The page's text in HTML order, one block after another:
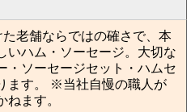
老舗ならではの確さで、本
いハム・ソーセージ。大切な
・ソーセージセット・ハムセ
ます。 ※当社自慢の職人が
ます。